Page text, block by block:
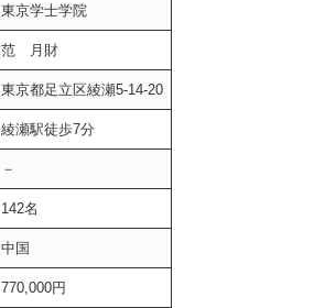
東京学士学院
范 月財
東京都足立区綾瀬5-14-20
綾瀬駅徒歩7分
－
142名
中国
770,000円